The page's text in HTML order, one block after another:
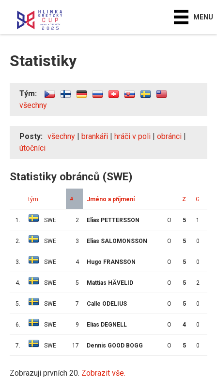
MENU
Statistiky
Tým:
všechny
Posty: všechny | brankáři | hráči v poli | obránci |
útočníci
Statistiky obránců (SWE)
tým # Jméno a příjmení Z G
1. SWE 2 Elias PETTERSSON O 5 1
2. SWE 3 Elias SALOMONSSON O 5 0
3. SWE 4 Hugo FRANSSON O 5 0
4. SWE 5 Mattias HÄVELID O 5 2
5. SWE 7 Calle ODELIUS O 5 0
6. SWE 9 Elias DEGNELL O 4 0
7. SWE 17 Dennis GOOD BOGG O 5 0
Zobrazuji prvních 20. Zobrazit vše.